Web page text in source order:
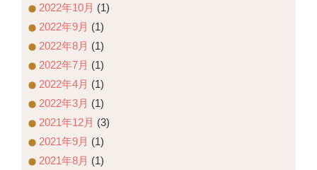
2022年10月 (1)
2022年9月 (1)
2022年8月 (1)
2022年7月 (1)
2022年4月 (1)
2022年3月 (1)
2021年12月 (3)
2021年9月 (1)
2021年8月 (1)